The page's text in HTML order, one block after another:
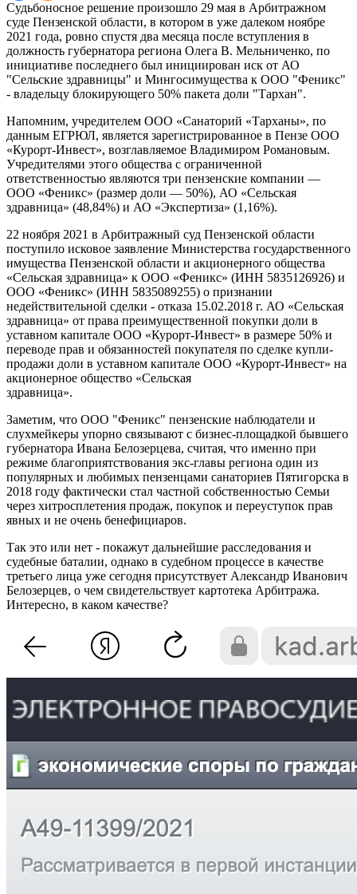
Судьбоносное решение произошло 29 мая в Арбитражном
суде Пензенской области, в котором в уже далеком ноябре
2021 года, ровно спустя два месяца после вступления в
должность губернатора региона Олега В. Мельниченко, по
инициативе последнего был инициирован иск от АО
"Сельские здравницы" и Мингосимущества к ООО "Феникс"
- владельцу блокирующего 50% пакета доли "Тархан".
Напомним, учредителем ООО «Санаторий «Тарханы», по
данным ЕГРЮЛ, является зарегистрированное в Пензе ООО
«Курорт-Инвест», возглавляемое Владимиром Романовым.
Учредителями этого общества с ограниченной
ответственностью являются три пензенские компании —
ООО «Феникс» (размер доли — 50%), АО «Сельская
здравница» (48,84%) и АО «Экспертиза» (1,16%).
22 ноября 2021 в Арбитражный суд Пензенской области
поступило исковое заявление Министерства государственного
имущества Пензенской области и акционерного общества
«Сельская здравница» к ООО «Феникс» (ИНН 5835126926) и
ООО «Феникс» (ИНН 5835089255) о признании
недействительной сделки - отказа 15.02.2018 г. АО «Сельская
здравница» от права преимущественной покупки доли в
уставном капитале ООО «Курорт-Инвест» в размере 50% и
переводе прав и обязанностей покупателя по сделке купли-
продажи доли в уставном капитале ООО «Курорт-Инвест» на
акционерное общество «Сельская
здравница».
Заметим, что ООО "Феникс" пензенские наблюдатели и
слухмейкеры упорно связывают с бизнес-площадкой бывшего
губернатора Ивана Белозерцева, считая, что именно при
режиме благоприятствования экс-главы региона один из
популярных и любимых пензенцами санаториев Пятигорска в
2018 году фактически стал частной собственностью Семьи
через хитросплетения продаж, покупок и переуступок прав
явных и не очень бенефициаров.
Так это или нет - покажут дальнейшие расследования и
судебные баталии, однако в судебном процессе в качестве
третьего лица уже сегодня присутствует Александр Иванович
Белозерцев, о чем свидетельствует картотека Арбитража.
Интересно, в каком качестве?